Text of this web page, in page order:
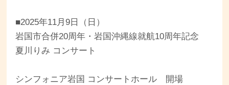
■2025年11月9日（日）
岩国市合併20周年・岩国沖縄線就航10周年記念
夏川りみ コンサート
シンフォニア岩国 コンサートホール 開場